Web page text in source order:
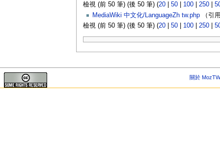
檢視 (前 50 筆) (後 50 筆) (20| 50| 100| 250|
MediaWiki 中文化/LanguageZh tw.php（引
檢視 (前 50 筆) (後 50 筆) (20| 50| 100| 250|
關於